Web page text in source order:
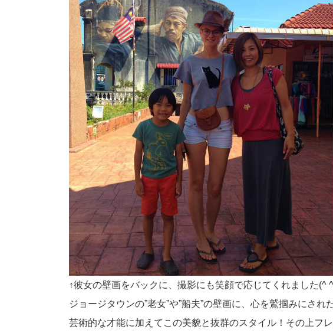
↑彼女の壁画をバックに、撮影にも笑顔で応じてくれました(^
ジョージタウンの”老女”や”船夫”の壁画に、心を鷲掴みにされ
芸術的な才能に加えてこの美貌と抜群のスタイル！その上フ